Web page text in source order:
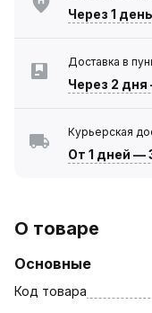
Через 1 день
Доставка в
Через 2 дня
Курьерская
От 1 дней —
О товаре
Основные
Код товара